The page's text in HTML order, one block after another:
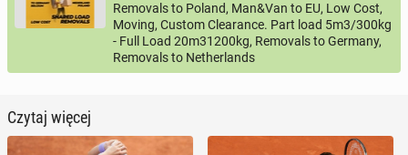
Removals to Poland, Man&Van to EU, Low Cost,
Moving, Custom Clearance. Part load 5m3/300kg
- Full Load 20m31200kg, Removals to Germany,
Removals to Netherlands
Czytaj więcej